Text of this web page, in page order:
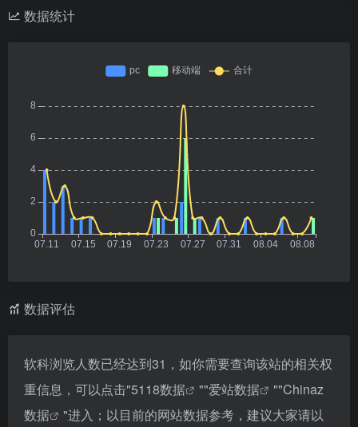
数据统计
数据评估
软科浏览人数已经达到31，如你需要查询该站的相关权
重信息，可以点击"5118数据 ""爱站数据 ""Chinaz
数据
"进入；以目前的网站数据参考，建议大家请以